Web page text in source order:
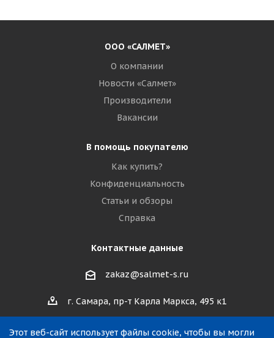
ООО «САЛМЕТ»
О компании
Новости «Салмет»
Производители
Вакансии
В помощь покупателю
Как купить?
Конфиденциальность
Статьи и обзоры
Справка
Контактные данные
zakaz@salmet-s.ru
г. Самара, пр-т Карла Маркса, 495 к1
Этот веб-сайт использует файлы cookie, чтобы вы могли